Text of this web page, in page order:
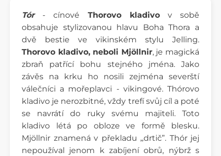
Tór- cínové Thorovo kladivov sobě
obsahuje stylizovanou hlavu Boha Thora a
dvě bestie ve vikinském stylu Jelling.
Thorovo kladivo, neboli Mjöllnir, je magická
zbraň patřící bohu stejného jména.Jako
závěs na krku ho nosili zejména severští
válečníci a mořeplavci - vikingové. Thórovo
kladivo je nerozbitné, vždy trefí svůj cíl a poté
se navrátí do ruky svému majiteli. Toto
kladivo létá po obloze ve formě blesku.
Mjöllnir znamená v překladu „drtič”. Thór jej
nepoužíval jenom k zabíjení obrů, nýbrž s